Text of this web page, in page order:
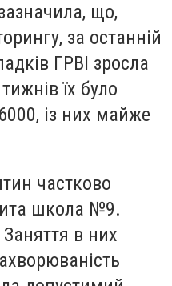
що,
за останній
ГРВІ зросла
їх було
із них майже
частково
школа №9.
в них